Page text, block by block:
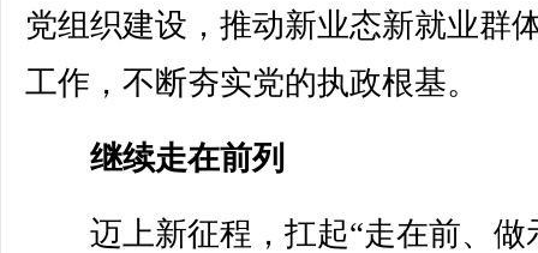
党组织建设，推动新业态新就业群
工作，不断夯实党的执政根基。
继续走在前列
迈上新征程，扛起“走在前、做